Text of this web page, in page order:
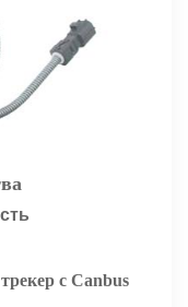
с Canbus